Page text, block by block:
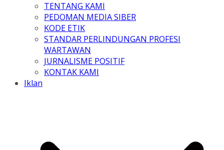
TENTANG KAMI
PEDOMAN MEDIA SIBER
KODE ETIK
STANDAR PERLINDUNGAN PROFESI
WARTAWAN
JURNALISME POSITIF
KONTAK KAMI
Iklan